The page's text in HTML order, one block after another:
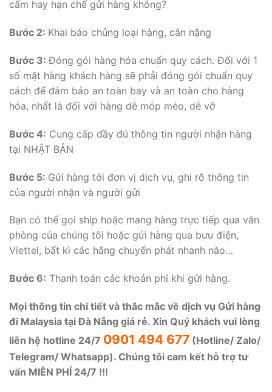
cấm hay hạn chế gửi hàng không?
Bước 2: Khai báo chủng loại hàng, cân nặng
Bước 3:Đóng gói hàng hóa chuẩn quy cách. Đối với 1
số mặt hàng khách hàng sẽ phải đóng gói chuẩn quy
cách để đảm bảo an toàn bay và an toàn cho hàng
hóa, nhất là đối với hàng dễ móp méo, dễ vỡ
Bước 4: Cung cấp đầy đủ thông tin người nhận hàng
tại NHẬT BẢN
Bước 5: Gửi hàng tới đơn vị dịch vụ, ghi rõ thông tin
của người nhận và người gửi
Bạn có thể gọi ship hoặc mang hàng trực tiếp qua văn
phòng của chúng tôi hoặc gửi hàng qua bưu điện,
Viettel, bất kì các hãng chuyển phát nhanh nào…
Bước 6: Thanh toán các khoản phí khi gửi hàng.
Mọi thông tin chi tiết và thắc mắc về dịch vụ Gửi hàng
đi Malaysia tại Đà Nẵng giá rẻ. Xin Quý khách vui lòng
liên hệ hotline 24/7 0901 494 677 (Hotline/ Zalo/
Telegram/ Whatsapp). Chúng tôi cam kết hỗ trợ tư
vấn MIỄN PHÍ 24/7 !!!